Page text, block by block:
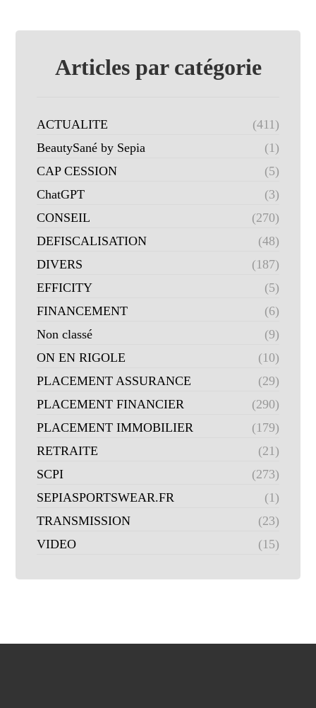
Articles par catégorie
ACTUALITE
(411)
BeautySané by Sepia
(1)
CAP CESSION
(5)
ChatGPT
(3)
CONSEIL
(270)
DEFISCALISATION
(48)
DIVERS
(187)
EFFICITY
(5)
FINANCEMENT
(6)
Non classé
(9)
ON EN RIGOLE
(10)
PLACEMENT ASSURANCE
(29)
PLACEMENT FINANCIER
(290)
PLACEMENT IMMOBILIER
(179)
RETRAITE
(21)
SCPI
(273)
SEPIASPORTSWEAR.FR
(1)
TRANSMISSION
(23)
VIDEO
(15)